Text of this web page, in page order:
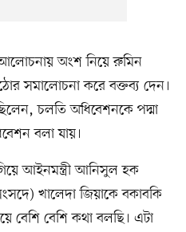
আলোচনায় অংশ নিয়ে রুমিন
সমালোচনা করে বক্তব্য দেন।
চলতি অধিবেশনকে পদ্মা
বলা যায়।
আইনমন্ত্রী আনিসুল হক
খালেদা জিয়াকে বকাবকি
বেশি বেশি কথা বলছি। এটা